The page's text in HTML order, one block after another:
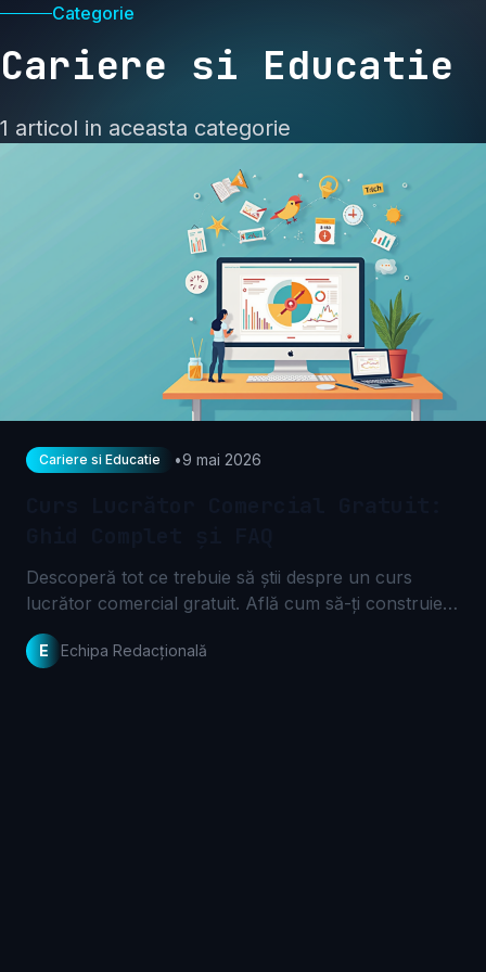
Categorie
Cariere si Educatie
1 articol in aceasta categorie
Cariere si Educatie •9 mai 2026
Descoperă tot ce trebuie să știi despre un curs
lucrător comercial gratuit. Află cum să-ți construiești
o carieră de succes în comerț. Începe acum drumul
tău
E Echipa Redacțională